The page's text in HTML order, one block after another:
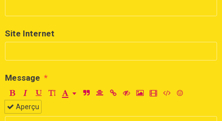
Site Internet
Message
Aperçu